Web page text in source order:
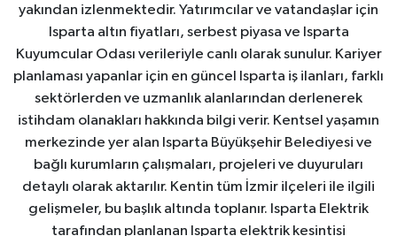
yakından izlenmektedir. Yatırımcılar ve vatandaşlar için
Isparta altın fiyatları, serbest piyasa ve Isparta
Kuyumcular Odası verileriyle canlı olarak sunulur. Kariyer
planlaması yapanlar için en güncel Isparta iş ilanları, farklı
sektörlerden ve uzmanlık alanlarından derlenerek
istihdam olanakları hakkında bilgi verir. Kentsel yaşamın
merkezinde yer alan Isparta Büyükşehir Belediyesi ve
bağlı kurumların çalışmaları, projeleri ve duyuruları
detaylı olarak aktarılır. Kentin tüm İzmir ilçeleri ile ilgili
gelişmeler, bu başlık altında toplanır. Isparta Elektrik
tarafından planlanan Isparta elektrik kesintisi